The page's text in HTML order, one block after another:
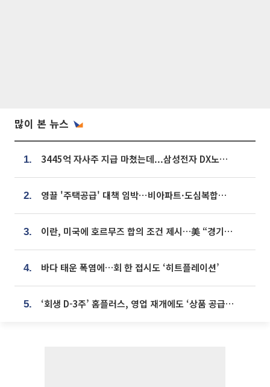
많이 본 뉴스
1. 3445억 자사주 지급 마쳤는데...삼성전자 DX노조, 뒤늦은 '떼쓰기 집회'
2. 영끌 '주택공급' 대책 임박⋯비아파트·도심복합까지 총동원
3. 이란, 미국에 호르무즈 합의 조건 제시…美 “경기 아직 안 끝나” [종합]
4. 바다 태운 폭염에…회 한 접시도 ‘히트플레이션’
5. ‘회생 D-3주’ 홈플러스, 영업 재개에도 ‘상품 공급망’ 복구가 생존 관건